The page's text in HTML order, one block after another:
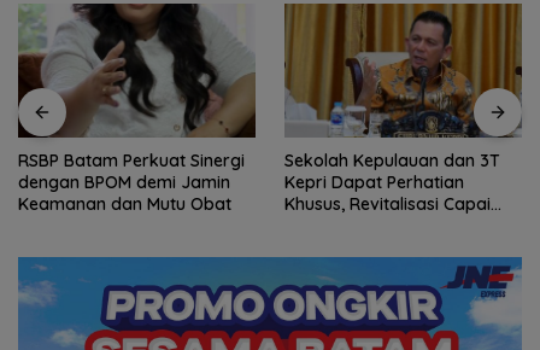
RSBP Batam Perkuat Sinergi
dengan BPOM demi Jamin
Keamanan dan Mutu Obat
Sekolah Kepulauan dan 3T
Kepri Dapat Perhatian
Khusus, Revitalisasi Capai